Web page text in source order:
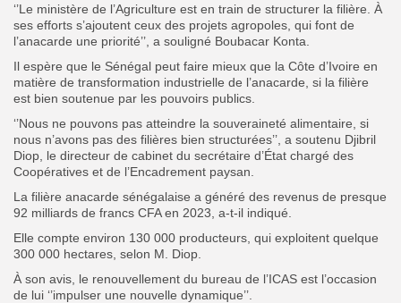
‘’Le ministère de l’Agriculture est en train de structurer la filière. À
ses efforts s’ajoutent ceux des projets agropoles, qui font de
l’anacarde une priorité’’, a souligné Boubacar Konta.
Il espère que le Sénégal peut faire mieux que la Côte d’Ivoire en
matière de transformation industrielle de l’anacarde, si la filière
est bien soutenue par les pouvoirs publics.
‘’Nous ne pouvons pas atteindre la souveraineté alimentaire, si
nous n’avons pas des filières bien structurées’’, a soutenu Djibril
Diop, le directeur de cabinet du secrétaire d’État chargé des
Coopératives et de l’Encadrement paysan.
La filière anacarde sénégalaise a généré des revenus de presque
92 milliards de francs CFA en 2023, a-t-il indiqué.
Elle compte environ 130 000 producteurs, qui exploitent quelque
300 000 hectares, selon M. Diop.
À son avis, le renouvellement du bureau de l’ICAS est l’occasion
de lui ‘’impulser une nouvelle dynamique’’.